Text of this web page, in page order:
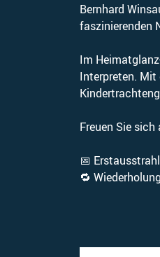
Bernhard
faszinierenden
Im
Interpreten. Mit
Freuen Sie
📅
🔁